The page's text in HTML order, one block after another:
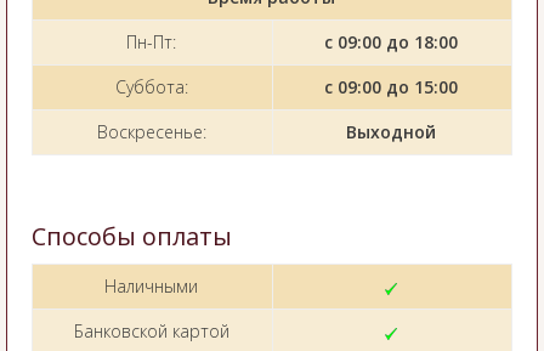
Пн-Пт:
с 09:00 до 18:00
Суббота:
с 09:00 до 15:00
Воскресенье:
Выходной
Способы оплаты
Наличными
Банковской картой